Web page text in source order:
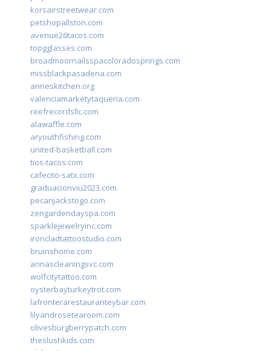
korsairstreetwear.com
petshopallston.com
avenue26tacos.com
topgglasses.com
broadmoornailsspacoloradosprings.com
missblackpasadena.com
anneskitchen.org
valenciamarketytaqueria.com
reefrecordsllc.com
alawaffle.com
aryouthfishing.com
united-basketball.com
tios-tacos.com
cafecito-satx.com
graduacionviu2023.com
pecanjackstogo.com
zengardendayspa.com
sparklejewelryinc.com
ironcladtattoostudio.com
bruinshome.com
annascleaningsvc.com
wolfcitytattoo.com
oysterbayturkeytrot.com
lafronterarestauranteybar.com
lilyandrosetearoom.com
olivesburgberrypatch.com
theslushkids.com